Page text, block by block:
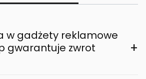
w gadżety reklamowe
gwarantuje zwrot
+